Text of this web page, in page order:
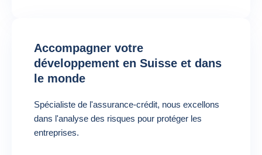
Accompagner votre
développement en Suisse et dans
le monde
Spécialiste de l'assurance-crédit, nous excellons
dans l'analyse des risques pour protéger les
entreprises.